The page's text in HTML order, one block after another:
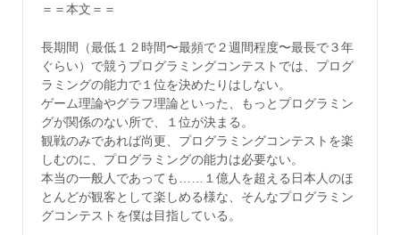
＝＝本文＝＝
長期間（最低１２時間〜最頻で２週間程度〜最長で３年
ぐらい）で競うプログラミングコンテストでは、プログ
ラミングの能力で１位を決めたりはしない。
ゲーム理論やグラフ理論といった、もっとプログラミン
グが関係のない所で、１位が決まる。
観戦のみであれば尚更、プログラミングコンテストを楽
しむのに、プログラミングの能力は必要ない。
本当の一般人であっても……１億人を超える日本人のほ
とんどが観客として楽しめる様な、そんなプログラミン
グコンテストを僕は目指している。